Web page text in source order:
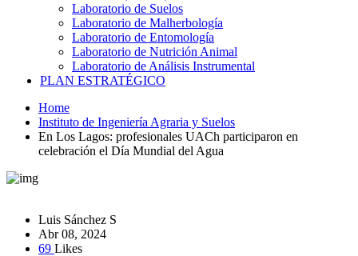
Laboratorio de Suelos
Laboratorio de Malherbología
Laboratorio de Entomología
Laboratorio de Nutrición Animal
Laboratorio de Análisis Instrumental
PLAN ESTRATÉGICO
Home
Instituto de Ingeniería Agraria y Suelos
En Los Lagos: profesionales UACh participaron en
celebración el Día Mundial del Agua
Luis Sánchez S
Abr 08, 2024
69 Likes